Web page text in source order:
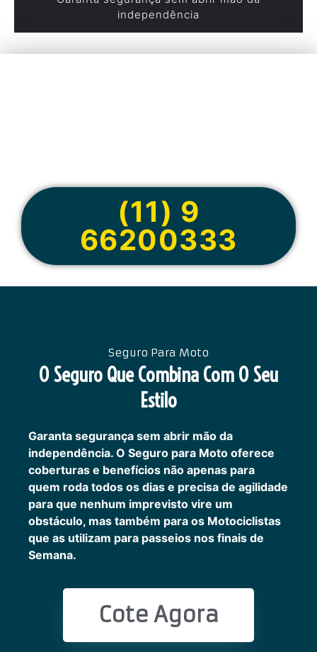
independência
(11) 9
66200333
Seguro Para Moto
O Seguro Que Combina Com O Seu
Estilo
Garanta segurança sem abrir mão da
independência. O Seguro para Moto oferece
coberturas e benefícios não apenas para
quem roda todos os dias e precisa de agilidade
para que nenhum imprevisto vire um
obstáculo, mas também para os Motociclistas
que as utilizam para passeios nos finais de
Semana.
Cote Agora